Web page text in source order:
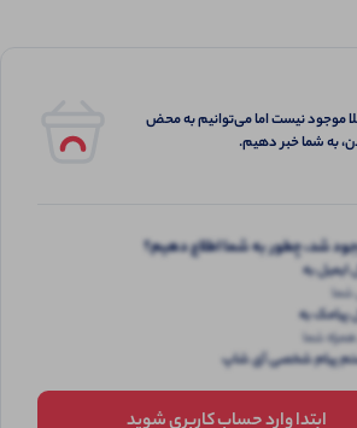
موجود نیست اما می‌توانیم به محض
به شما خبر دهیم.
شد، چطور به شما اطلاع دهیم؟
ایمیل به
شما
پیامک به
شما
پیام شخصی آی شاپ
ابتدا وارد حساب کاربری شوید